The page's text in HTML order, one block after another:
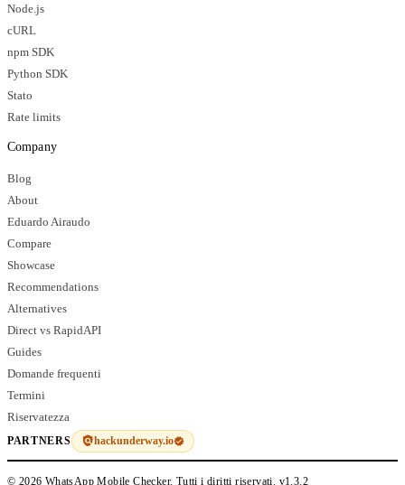
Node.js
cURL
npm SDK
Python SDK
Stato
Rate limits
Company
Blog
About
Eduardo Airaudo
Compare
Showcase
Recommendations
Alternatives
Direct vs RapidAPI
Guides
Domande frequenti
Termini
Riservatezza
PARTNERS hackunderway.io
© 2026 WhatsApp Mobile Checker. Tutti i diritti riservati. v1.3.2